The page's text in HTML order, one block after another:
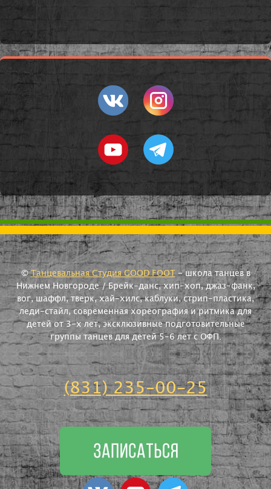
©Танцевальная Студия GOOD FOOT- школа танцев в
Нижнем Новгороде / Брейк-данс, хип-хоп, джаз-фанк,
вог, шаффл, тверк, хай-хилс, каблуки, стрип-пластика,
леди-стайл, современная хореография и ритмика для
детей от 3-х лет, эксклюзивные подготовительные
группы танцев для детей 5-6 лет с ОФП.
(831) 235-00-25